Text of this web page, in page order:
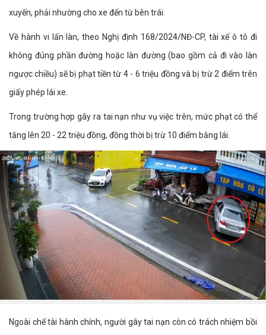
xuyến, phải nhường cho xe đến từ bên trái.
Về hành vi lấn làn, theo Nghị định 168/2024/NĐ-CP, tài xế ô tô đi
không đúng phần đường hoặc làn đường (bao gồm cả đi vào làn
ngược chiều) sẽ bị phạt tiền từ 4 - 6 triệu đồng và bị trừ 2 điểm trên
giấy phép lái xe.
Trong trường hợp gây ra tai nạn như vụ việc trên, mức phạt có thể
tăng lên 20 - 22 triệu đồng, đồng thời bị trừ 10 điểm bằng lái.
Ngoài chế tài hành chính, người gây tai nạn còn có trách nhiệm bồi